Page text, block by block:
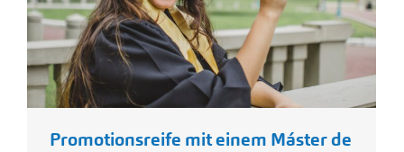
Promotionsreife mit einem Máster de